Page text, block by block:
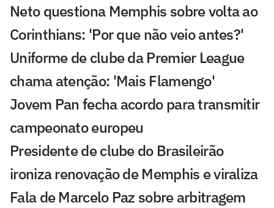
Neto questiona Memphis sobre volta ao
Corinthians: 'Por que não veio antes?'
Uniforme de clube da Premier League
chama atenção: 'Mais Flamengo'
Jovem Pan fecha acordo para transmitir
campeonato europeu
Presidente de clube do Brasileirão
ironiza renovação de Memphis e viraliza
Fala de Marcelo Paz sobre arbitragem